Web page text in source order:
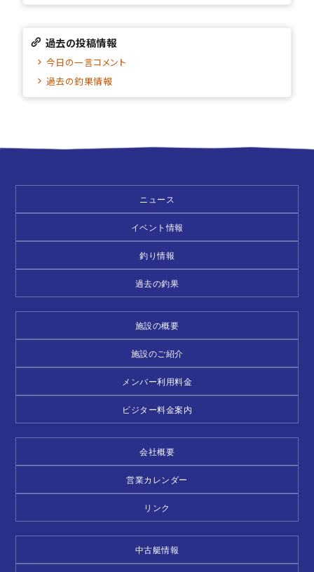
過去の投稿情報
今日の一言コメント
過去の釣果情報
ニュース
イベント情報
釣り情報
過去の釣果
施設の概要
施設のご紹介
メンバー利用料金
ビジター料金案内
会社概要
営業カレンダー
リンク
中古艇情報